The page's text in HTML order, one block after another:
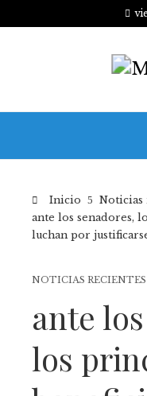
Inicio
Noticias
ante los senadores,
luchan por
NOTICIAS RECIENTES
ante
los